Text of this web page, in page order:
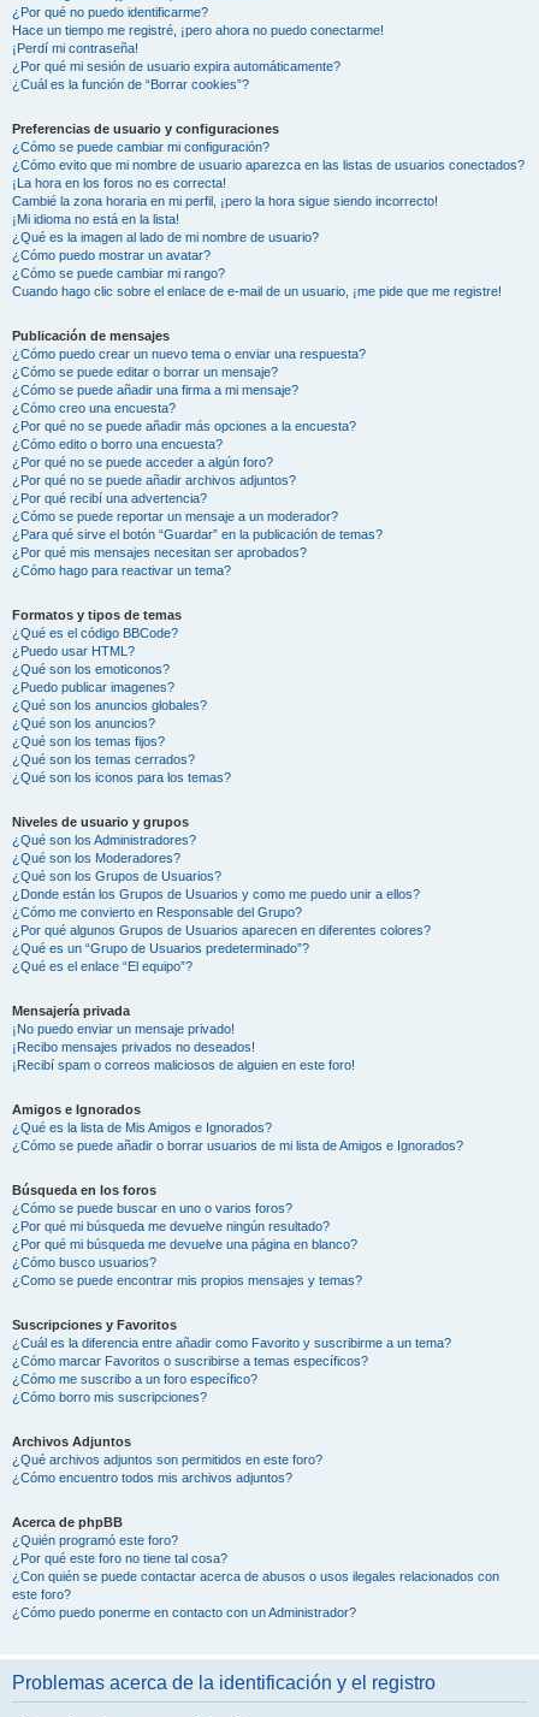
¿Por qué no puedo identificarme?
Hace un tiempo me registré, ¡pero ahora no puedo conectarme!
¡Perdí mi contraseña!
¿Por qué mi sesión de usuario expira automáticamente?
¿Cuál es la función de “Borrar cookies”?
Preferencias de usuario y configuraciones
¿Cómo se puede cambiar mi configuración?
¿Cómo evito que mi nombre de usuario aparezca en las listas de usuarios conectados?
¡La hora en los foros no es correcta!
Cambié la zona horaria en mi perfil, ¡pero la hora sigue siendo incorrecto!
¡Mi idioma no está en la lista!
¿Qué es la imagen al lado de mi nombre de usuario?
¿Cómo puedo mostrar un avatar?
¿Cómo se puede cambiar mi rango?
Cuando hago clic sobre el enlace de e-mail de un usuario, ¡me pide que me registre!
Publicación de mensajes
¿Cómo puedo crear un nuevo tema o enviar una respuesta?
¿Cómo se puede editar o borrar un mensaje?
¿Cómo se puede añadir una firma a mi mensaje?
¿Cómo creo una encuesta?
¿Por qué no se puede añadir más opciones a la encuesta?
¿Cómo edito o borro una encuesta?
¿Por qué no se puede acceder a algún foro?
¿Por qué no se puede añadir archivos adjuntos?
¿Por qué recibí una advertencia?
¿Cómo se puede reportar un mensaje a un moderador?
¿Para qué sirve el botón “Guardar” en la publicación de temas?
¿Por qué mis mensajes necesitan ser aprobados?
¿Cómo hago para reactivar un tema?
Formatos y tipos de temas
¿Qué es el código BBCode?
¿Puedo usar HTML?
¿Qué son los emoticonos?
¿Puedo publicar imagenes?
¿Qué son los anuncios globales?
¿Qué son los anuncios?
¿Qué son los temas fijos?
¿Qué son los temas cerrados?
¿Qué son los iconos para los temas?
Niveles de usuario y grupos
¿Qué son los Administradores?
¿Qué son los Moderadores?
¿Qué son los Grupos de Usuarios?
¿Donde están los Grupos de Usuarios y como me puedo unir a ellos?
¿Cómo me convierto en Responsable del Grupo?
¿Por qué algunos Grupos de Usuarios aparecen en diferentes colores?
¿Qué es un “Grupo de Usuarios predeterminado”?
¿Qué es el enlace “El equipo”?
Mensajería privada
¡No puedo enviar un mensaje privado!
¡Recibo mensajes privados no deseados!
¡Recibí spam o correos maliciosos de alguien en este foro!
Amigos e Ignorados
¿Qué es la lista de Mis Amigos e Ignorados?
¿Cómo se puede añadir o borrar usuarios de mi lista de Amigos e Ignorados?
Búsqueda en los foros
¿Cómo se puede buscar en uno o varios foros?
¿Por qué mi búsqueda me devuelve ningún resultado?
¿Por qué mi búsqueda me devuelve una página en blanco?
¿Cómo busco usuarios?
¿Como se puede encontrar mis propios mensajes y temas?
Suscripciones y Favoritos
¿Cuál es la diferencia entre añadir como Favorito y suscribirme a un tema?
¿Cómo marcar Favoritos o suscribirse a temas específicos?
¿Cómo me suscribo a un foro específico?
¿Cómo borro mis suscripciones?
Archivos Adjuntos
¿Qué archivos adjuntos son permitidos en este foro?
¿Cómo encuentro todos mis archivos adjuntos?
Acerca de phpBB
¿Quién programó este foro?
¿Por qué este foro no tiene tal cosa?
¿Con quién se puede contactar acerca de abusos o usos ilegales relacionados con
este foro?
¿Cómo puedo ponerme en contacto con un Administrador?
Problemas acerca de la identificación y el registro